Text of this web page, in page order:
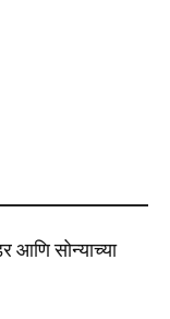
आणि सोन्याच्या